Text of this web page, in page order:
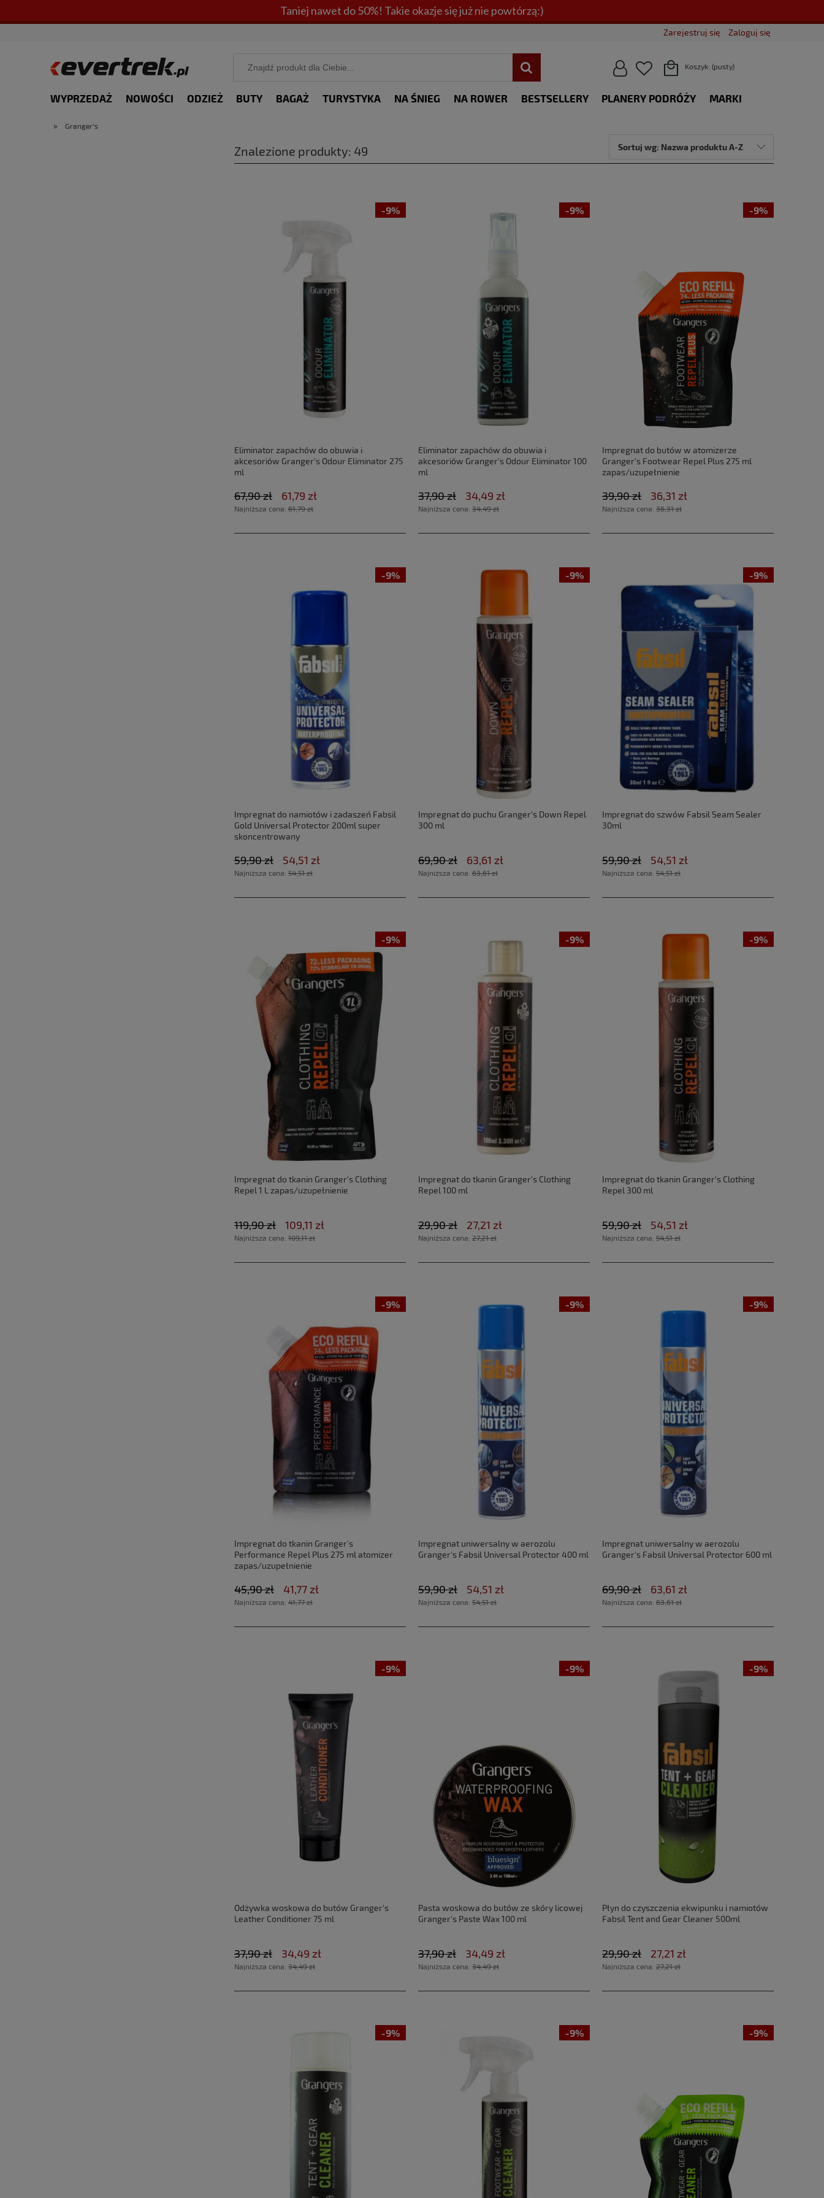
Taniej nawet do 50%! Takie okazje się już nie powtórzą:)
Zarejestruj się Zaloguj się
Koszyk: (pusty)
WYPRZEDAŻ NOWOŚCI ODZIEŻ BUTY BAGAŻ TURYSTYKA NA ŚNIEG NA ROWER BESTSELLERY PLANERY PODRÓŻY MARKI
» Granger's
Znalezione produkty: 49 Sortuj wg: Nazwa produktu A-Z
-9%
Eliminator zapachów do obuwia i
akcesoriów Granger's Odour Eliminator 275
ml
61,79 zł
67,90 zł
Najniższa cena: 61,79 zł
-9%
Eliminator zapachów do obuwia i
akcesoriów Granger's Odour Eliminator 100
ml
34,49 zł
37,90 zł
Najniższa cena: 34,49 zł
-9%
Impregnat do butów w atomizerze
Granger's Footwear Repel Plus 275 ml
zapas/uzupełnienie
36,31 zł
39,90 zł
Najniższa cena: 36,31 zł
-9%
Impregnat do namiotów i zadaszeń Fabsil
Gold Universal Protector 200ml super
skoncentrowany
54,51 zł
59,90 zł
Najniższa cena: 54,51 zł
-9%
Impregnat do puchu Granger's Down Repel
300 ml
63,61 zł
69,90 zł
Najniższa cena: 63,61 zł
-9%
Impregnat do szwów Fabsil Seam Sealer
30ml
54,51 zł
59,90 zł
Najniższa cena: 54,51 zł
-9%
Impregnat do tkanin Granger's Clothing
Repel 1 L zapas/uzupełnienie
109,11 zł
119,90 zł
Najniższa cena: 109,11 zł
-9%
Impregnat do tkanin Granger's Clothing
Repel 100 ml
27,21 zł
29,90 zł
Najniższa cena: 27,21 zł
-9%
Impregnat do tkanin Granger's Clothing
Repel 300 ml
54,51 zł
59,90 zł
Najniższa cena: 54,51 zł
-9%
Impregnat do tkanin Granger's
Performance Repel Plus 275 ml atomizer
zapas/uzupełnienie
41,77 zł
45,90 zł
Najniższa cena: 41,77 zł
-9%
Impregnat uniwersalny w aerozolu
Granger's Fabsil Universal Protector 400 ml
54,51 zł
59,90 zł
Najniższa cena: 54,51 zł
-9%
Impregnat uniwersalny w aerozolu
Granger's Fabsil Universal Protector 600 ml
63,61 zł
69,90 zł
Najniższa cena: 63,61 zł
-9%
Odżywka woskowa do butów Granger's
Leather Conditioner 75 ml
34,49 zł
37,90 zł
Najniższa cena: 34,49 zł
-9%
Pasta woskowa do butów ze skóry licowej
Granger's Paste Wax 100 ml
34,49 zł
37,90 zł
Najniższa cena: 34,49 zł
-9%
Płyn do czyszczenia ekwipunku i namiotów
Fabsil Tent and Gear Cleaner 500ml
27,21 zł
29,90 zł
Najniższa cena: 27,21 zł
-9% -9% -9%